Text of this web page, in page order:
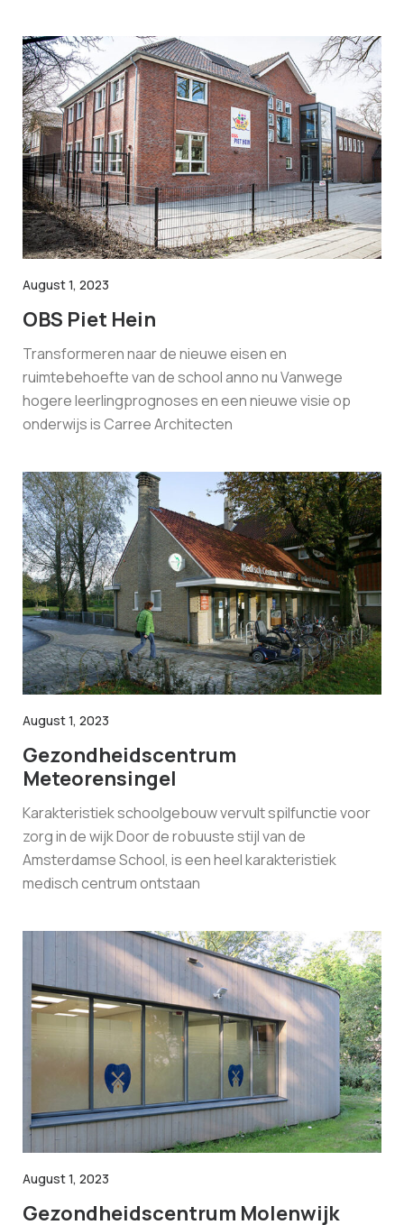
August 1, 2023
OBS Piet Hein
Transformeren naar de nieuwe eisen en
ruimtebehoefte van de school anno nu Vanwege
hogere leerlingprognoses en een nieuwe visie op
onderwijs is Carree Architecten
August 1, 2023
Gezondheidscentrum
Meteorensingel
Karakteristiek schoolgebouw vervult spilfunctie voor
zorg in de wijk Door de robuuste stijl van de
Amsterdamse School, is een heel karakteristiek
medisch centrum ontstaan
August 1, 2023
Gezondheidscentrum Molenwijk